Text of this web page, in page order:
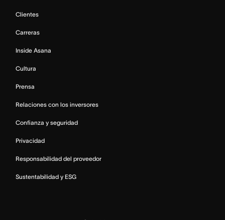
Clientes
Carreras
Inside Asana
Cultura
Prensa
Relaciones con los inversores
Confianza y seguridad
Privacidad
Responsabilidad del proveedor
Sustentabilidad y ESG